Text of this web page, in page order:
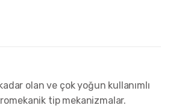
olan ve çok yoğun kullanımlı
tip mekanizmalar.